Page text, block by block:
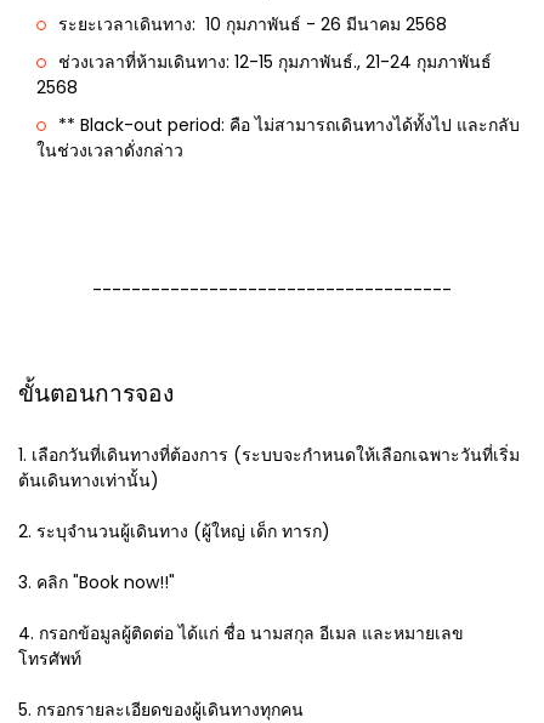
ระยะเวลาเดินทาง: 10 กุมภาพันธ์ - 26 มีนาคม 2568
ช่วงเวลาที่ห้ามเดินทาง: 12-15 กุมภาพันธ์., 21-24 กุมภาพันธ์
2568
** Black-out period: คือ ไม่สามารถเดินทางได้ทั้งไป และกลับ
ในช่วงเวลาดั่งกล่าว
-------------------------------------
ขั้นตอนการจอง
1. เลือกวันที่เดินทางที่ต้องการ (ระบบจะกำหนดให้เลือกเฉพาะวันที่เริ่ม
ต้นเดินทางเท่านั้น)
2. ระบุจำนวนผู้เดินทาง (ผู้ใหญ่ เด็ก ทารก)
3. คลิก "Book now!!"
4. กรอกข้อมูลผู้ติดต่อ ได้แก่ ชื่อ นามสกุล อีเมล และหมายเลข
โทรศัพท์
5. กรอกรายละเอียดของผู้เดินทางทุกคน